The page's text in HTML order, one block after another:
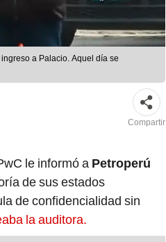
a Palacio. Aquel día se
Compartir
le informó a Petroperú
de sus estados
de confidencialidad sin
la auditora.